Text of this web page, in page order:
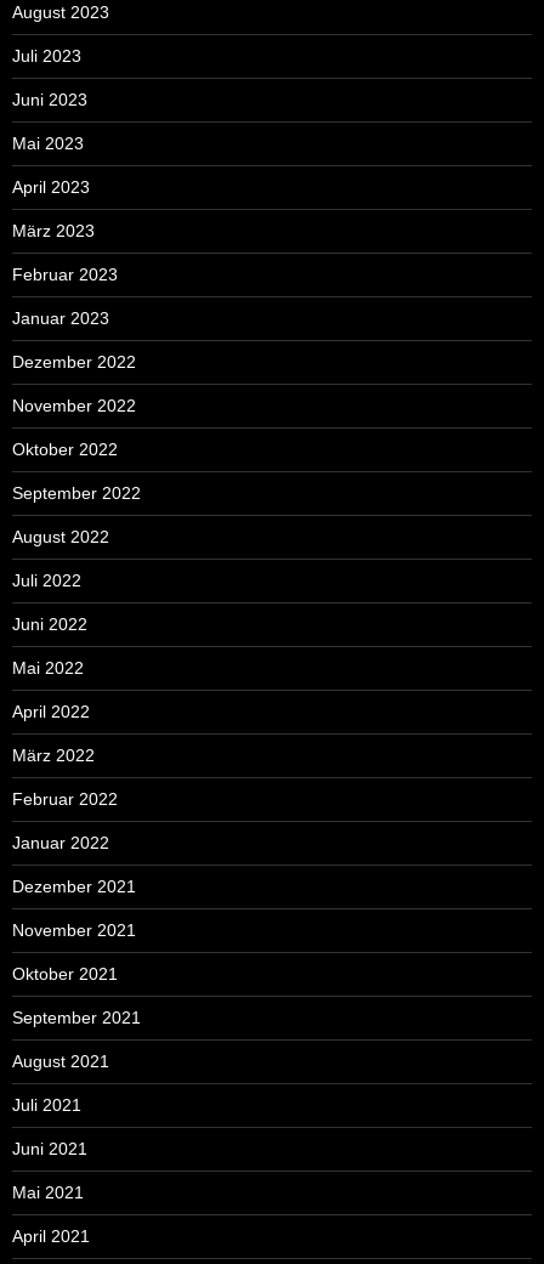
August 2023
Juli 2023
Juni 2023
Mai 2023
April 2023
März 2023
Februar 2023
Januar 2023
Dezember 2022
November 2022
Oktober 2022
September 2022
August 2022
Juli 2022
Juni 2022
Mai 2022
April 2022
März 2022
Februar 2022
Januar 2022
Dezember 2021
November 2021
Oktober 2021
September 2021
August 2021
Juli 2021
Juni 2021
Mai 2021
April 2021